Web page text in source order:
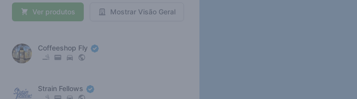
Mostrar Visão Geral
Ver produtos
Coffeeshop Fly
Strain Fellows